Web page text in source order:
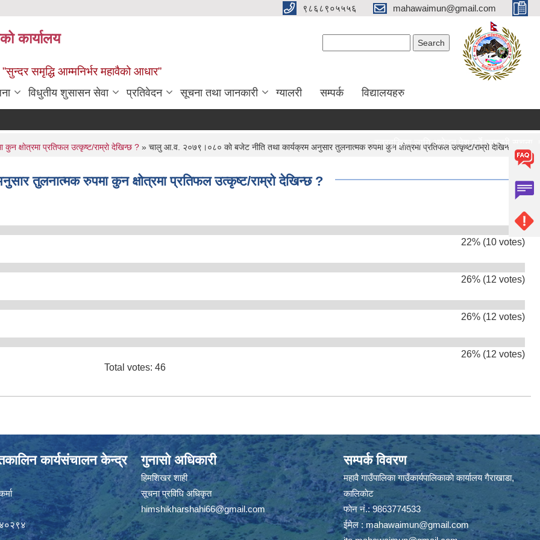
९८६८९०५५५६ mahawaimun@gmail.com
कार्यालय
”सुन्दर समृद्धि आम्मनिर्भर महावैको आधार”
विधुतीय शुसासन सेवा प्रतिवेदन सूचना तथा जानकारी ग्यालरी सम्पर्क विद्यालयहरु
स्तरवृद्धिका लागि आवेदन पेश गर्ने सम्बन्धी सूचना ।
क्षाेत्रमा प्रतिफल उत्कृष्ट/राम्रो देखिन्छ ? » चालु आ‍.व. २०७९।०८० काे बजेट नीति तथा कार्यक्रम अनुसार तुलनात्मक रुपमा कुन क्षाेत्रमा प्रतिफल उत्कृष्ट/राम्रो देखिन्छ ?
तुलनात्मक रुपमा कुन क्षाेत्रमा प्रतिफल उत्कृष्ट/राम्रो देखिन्छ ?
22% (10 votes)
26% (12 votes)
26% (12 votes)
26% (12 votes)
Total votes: 46
कार्यसंचालन केन्द्र गुनासो अधिकारी
हिमशिखर शाही
सूचना प्रविधि अधिकृत
himshikharshahi66@gmail.com
सम्पर्क विवरण
महावै गाउँपालिका गाउँकार्यपालिकाकाे कार्यालय गैराखाडा,
कालिकाेट
फाेन नं.: 9863774533
ईमेल :mahawaimun@gmail.com